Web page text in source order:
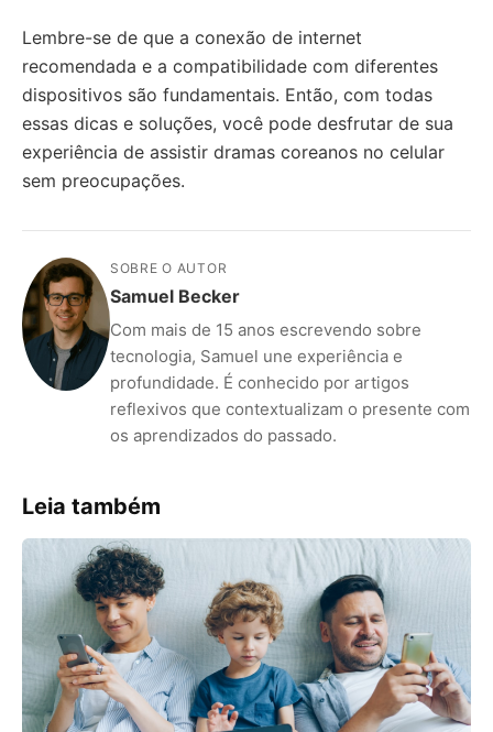
Lembre-se de que a conexão de internet
recomendada e a compatibilidade com diferentes
dispositivos são fundamentais. Então, com todas
essas dicas e soluções, você pode desfrutar de sua
experiência de assistir dramas coreanos no celular
sem preocupações.
SOBRE O AUTOR
Samuel Becker
Com mais de 15 anos escrevendo sobre
tecnologia, Samuel une experiência e
profundidade. É conhecido por artigos
reflexivos que contextualizam o presente com
os aprendizados do passado.
Leia também